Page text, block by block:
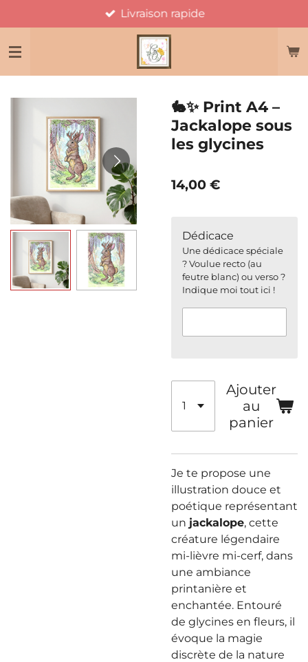
au
contenu
Livraison rapide
🐇✨ Print A4 –
Jackalope sous
les glycines
14,00 €
Dédicace
Une dédicace spéciale
? Voulue recto (au
feutre blanc) ou verso ?
Indique moi tout ici !
Ajouter
au
panier
Je te propose une
illustration douce et
poétique représentant
un jackalope, cette
créature légendaire
mi-lièvre mi-cerf, dans
une ambiance
printanière et
enchantée. Entouré
de glycines en fleurs, il
évoque la magie
discrète de la nature